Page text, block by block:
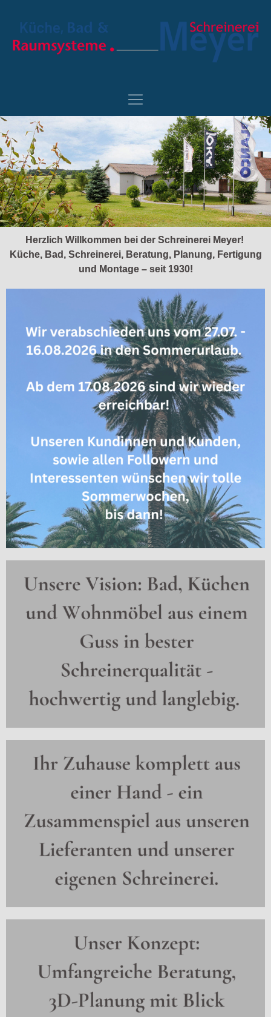
Herzlich Willkommen bei der Schreinerei Meyer!
Küche, Bad, Schreinerei, Beratung, Planung, Fertigung
und Montage – seit 1930!